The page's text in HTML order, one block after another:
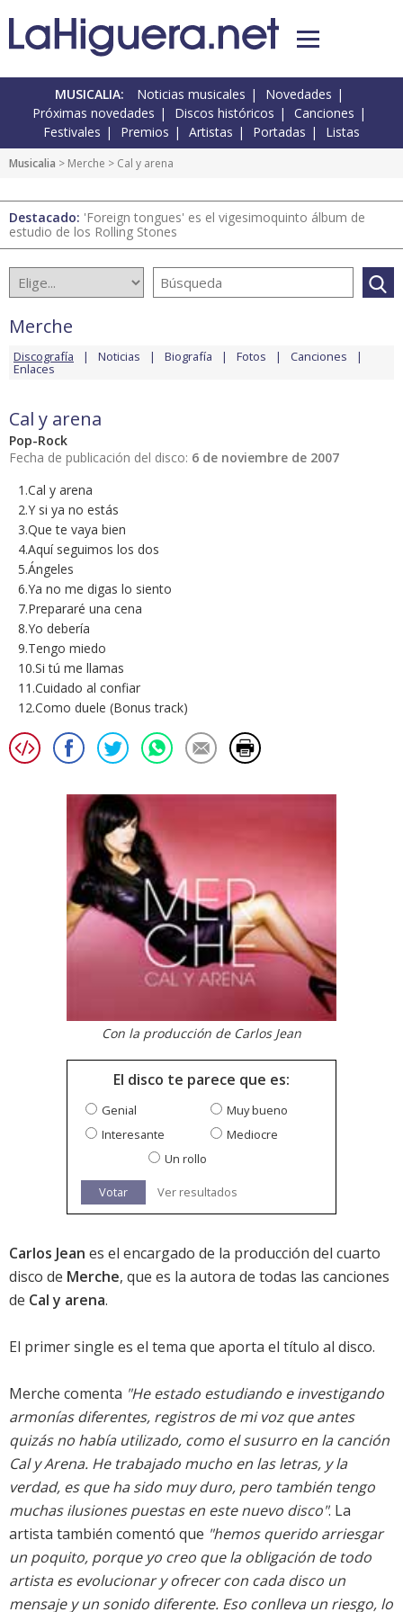
MUSICALIA: Noticias musicales
Novedades
Próximas novedades
Discos históricos
Canciones
Festivales
Premios Artistas Portadas Listas
Musicalia > Merche > Cal y arena
Destacado: 'Foreign tongues' es el vigesimoquinto álbum de
estudio de los Rolling Stones
Merche
Discografía Noticias Biografía Fotos Canciones
Enlaces
Cal y arena
Pop-Rock
Fecha de publicación del disco: 6 de noviembre de 2007
1.Cal y arena
2.Y si ya no estás
3.Que te vaya bien
4.Aquí seguimos los dos
5.Ángeles
6.Ya no me digas lo siento
7.Prepararé una cena
8.Yo debería
9.Tengo miedo
10.Si tú me llamas
11.Cuidado al confiar
12.Como duele (Bonus track)
Con la producción de Carlos Jean
El disco te parece que es:
Genial
Muy bueno
Interesante
Mediocre
Un rollo
Votar Ver resultados
Carlos Jean es el encargado de la producción del cuarto
disco de Merche, que es la autora de todas las canciones
de Cal y arena.
El primer single es el tema que aporta el título al disco.
Merche comenta "He estado estudiando e investigando
armonías diferentes, registros de mi voz que antes
quizás no había utilizado, como el susurro en la canción
Cal y Arena. He trabajado mucho en las letras, y la
verdad, es que ha sido muy duro, pero también tengo
muchas ilusiones puestas en este nuevo disco". La
artista también comentó que "hemos querido arriesgar
un poquito, porque yo creo que la obligación de todo
artista es evolucionar y ofrecer con cada disco un
mensaje y un sonido diferente. Eso conlleva un riesgo, lo